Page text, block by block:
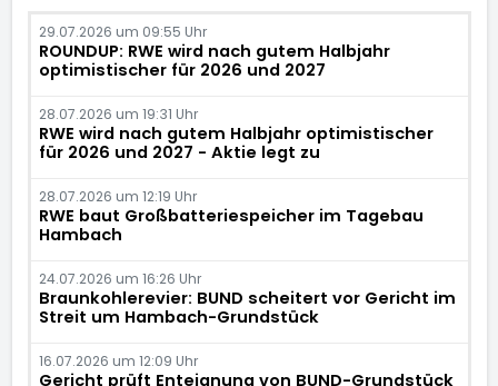
29.07.2026 um 09:55 Uhr
ROUNDUP: RWE wird nach gutem Halbjahr
optimistischer für 2026 und 2027
28.07.2026 um 19:31 Uhr
RWE wird nach gutem Halbjahr optimistischer
für 2026 und 2027 - Aktie legt zu
28.07.2026 um 12:19 Uhr
RWE baut Großbatteriespeicher im Tagebau
Hambach
24.07.2026 um 16:26 Uhr
Braunkohlerevier: BUND scheitert vor Gericht im
Streit um Hambach-Grundstück
16.07.2026 um 12:09 Uhr
Gericht prüft Enteignung von BUND-Grundstück